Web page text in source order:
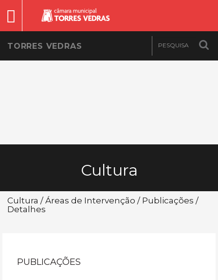
TORRES VEDRAS
Cultura
Cultura / Áreas de Intervenção / Publicações /
Detalhes
PUBLICAÇÕES